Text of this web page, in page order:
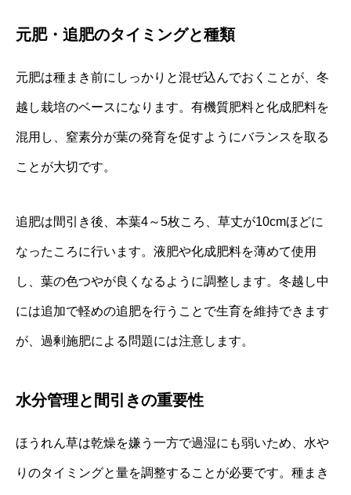
元肥・追肥のタイミングと種類
元肥は種まき前にしっかりと混ぜ込んでおくことが、冬
越し栽培のベースになります。有機質肥料と化成肥料を
混用し、窒素分が葉の発育を促すようにバランスを取る
ことが大切です。
追肥は間引き後、本葉4～5枚ころ、草丈が10cmほどに
なったころに行います。液肥や化成肥料を薄めて使用
し、葉の色つやが良くなるように調整します。冬越し中
には追加で軽めの追肥を行うことで生育を維持できます
が、過剰施肥による問題には注意します。
水分管理と間引きの重要性
ほうれん草は乾燥を嫌う一方で過湿にも弱いため、水や
りのタイミングと量を調整することが必要です。種まき